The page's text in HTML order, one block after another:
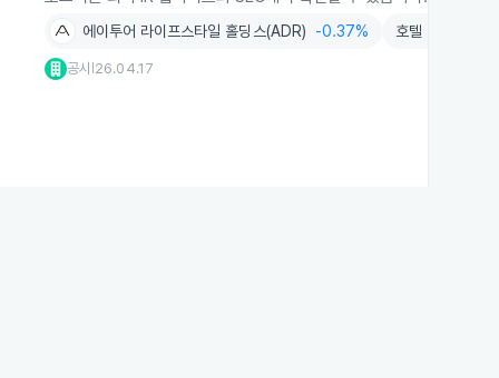
에이투어 라이프스타일 홀딩스(ADR) -0.37% 호텔
공시 26.04.17